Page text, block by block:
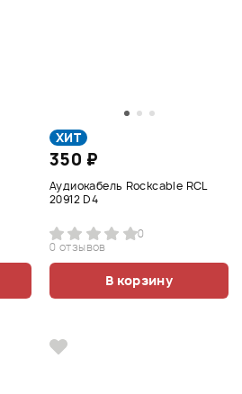
ХИТ
350 ₽
Аудиокабель Rockcable RCL
20912 D4
0
0 отзывов
В корзину